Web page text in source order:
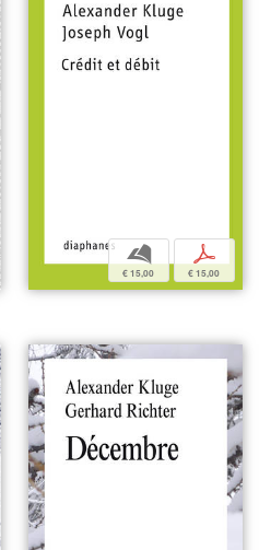
b
€ 15,00
p
€ 15,00